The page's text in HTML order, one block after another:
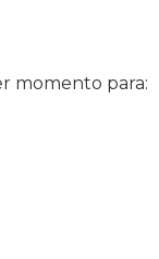
momento para: